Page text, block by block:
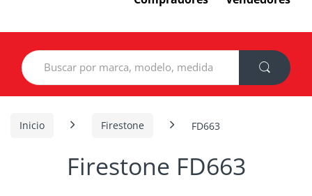
Search
for:
Inicio Firestone FD663
Firestone FD663